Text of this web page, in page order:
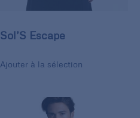
Sol’S Escape
Ajouter à la sélection